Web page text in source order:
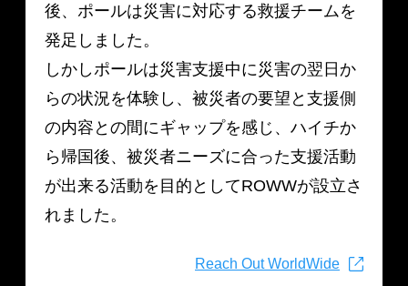
後、ポールは災害に対応する救援チームを
発足しました。
しかしポールは災害支援中に災害の翌日か
らの状況を体験し、被災者の要望と支援側
の内容との間にギャップを感じ、ハイチか
ら帰国後、被災者ニーズに合った支援活動
が出来る活動を目的としてROWWが設立さ
れました。
Reach Out WorldWide